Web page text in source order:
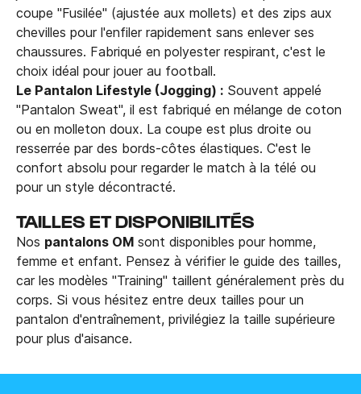
coupe "Fusilée" (ajustée aux mollets) et des zips aux
chevilles pour l'enfiler rapidement sans enlever ses
chaussures. Fabriqué en polyester respirant, c'est le
choix idéal pour jouer au football.
Le Pantalon Lifestyle (Jogging) : Souvent appelé
"Pantalon Sweat", il est fabriqué en mélange de coton
ou en molleton doux. La coupe est plus droite ou
resserrée par des bords-côtes élastiques. C'est le
confort absolu pour regarder le match à la télé ou
pour un style décontracté.
TAILLES ET DISPONIBILITÉS
Nos pantalons OM sont disponibles pour homme,
femme et enfant. Pensez à vérifier le guide des tailles,
car les modèles "Training" taillent généralement près du
corps. Si vous hésitez entre deux tailles pour un
pantalon d'entraînement, privilégiez la taille supérieure
pour plus d'aisance.